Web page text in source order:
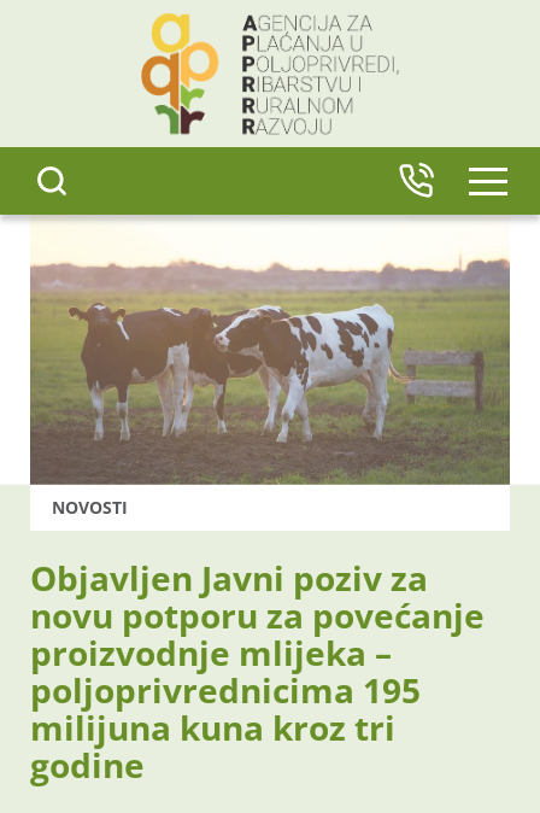
NOVOSTI
Objavljen Javni poziv za
novu potporu za povećanje
proizvodnje mlijeka –
poljoprivrednicima 195
milijuna kuna kroz tri
godine